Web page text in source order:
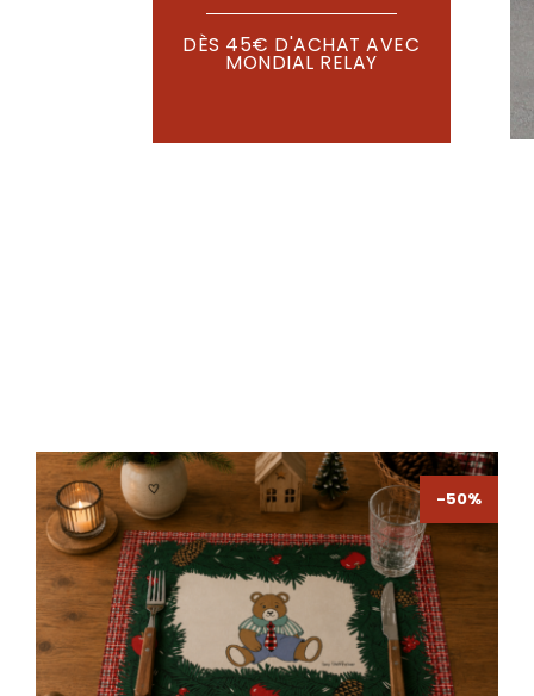
DÈS 45€ D'ACHAT AVEC
MONDIAL RELAY
-50%
-50%